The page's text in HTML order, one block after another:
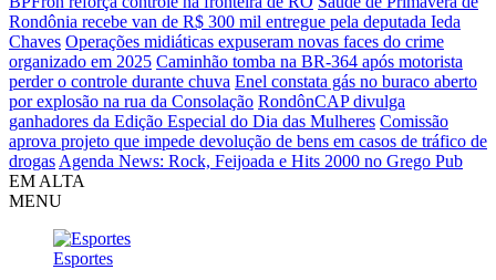
Rondônia recebe van de R$ 300 mil entregue pela deputada Ieda
Chaves Operações midiáticas expuseram novas faces do crime
organizado em 2025 Caminhão tomba na BR-364 após motorista
perder o controle durante chuva Enel constata gás no buraco aberto
por explosão na rua da Consolação RondônCAP divulga
ganhadores da Edição Especial do Dia das Mulheres Comissão
aprova projeto que impede devolução de bens em casos de tráfico de
drogas Agenda News: Rock, Feijoada e Hits 2000 no Grego Pub
EM ALTA
MENU
Esportes